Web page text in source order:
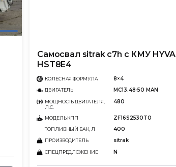
Самосвал sitrak c7h с КМУ HYVA
HST8E4
КОЛЕСНАЯ ФОРМУЛА 8×4
ДВИГАТЕЛЬ MC13.48-50 MAN
МОЩНОСТЬ ДВИГАТЕЛЯ,
Л.С.
480
МОДЕЛЬ КПП ZF16S2530T0
ТОПЛИВНЫЙ БАК, Л 400
ПРОИЗВОДИТЕЛЬ sitrak
СПЕЦПРЕДЛОЖЕНИЕ N